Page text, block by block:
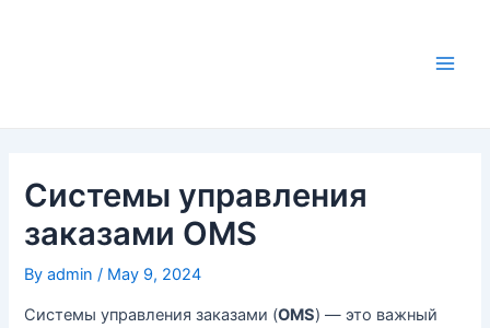
Системы управления
заказами OMS
Byadmin/ May 9, 2024
Системы управления заказами (OMS) — это важный